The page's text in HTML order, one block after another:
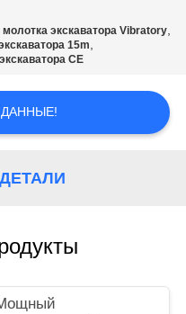
экскаватора Vibratory,
15m,
CE